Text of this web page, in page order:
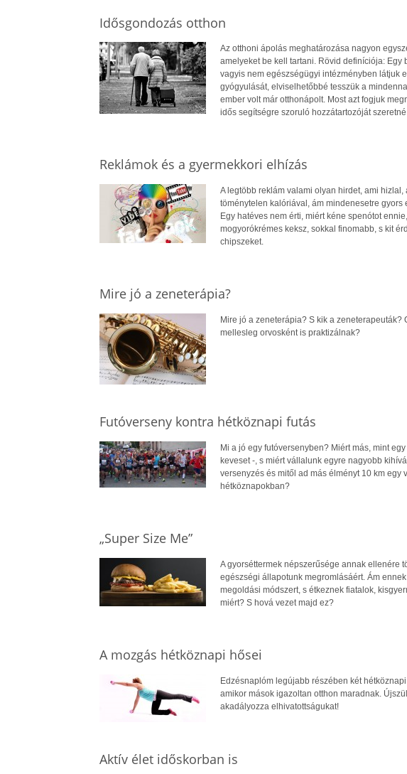
Idősgondozás otthon
Az otthoni ápolás meghatározása nagyon
amelyeket be kell tartani. Rövid definíciója: Egy
vagyis nem egészségügyi intézményben látjuk
gyógyulását, elviselhetőbbé tesszük a
ember volt már otthonápolt. Most azt fogjuk
idős segítségre szoruló hozzátartozóját
Reklámok és a gyermekkori elhízás
A legtöbb reklám valami olyan hirdet, ami
töménytelen kalóriával, ám mindenesetre
Egy hatéves nem érti, miért kéne spenótot
mogyorókrémes keksz, sokkal finomabb, s kit
chipszeket.
Mire jó a zeneterápia?
Mire jó a zeneterápia? S kik a
mellesleg orvosként is praktizálnak?
Futóverseny kontra hétköznapi futás
Mi a jó egy futóversenyben? Miért más, mint
keveset -, s miért vállalunk egyre nagyobb
versenyzés és mitől ad más élményt 10 km egy
hétköznapokban?
„Super Size Me”
A gyorséttermek népszerűsége annak ellenére
egészségi állapotunk megromlásáért. Ám
megoldási módszert, s étkeznek fiatalok,
miért? S hová vezet majd ez?
A mozgás hétköznapi hősei
Edzésnaplóm legújabb részében két
amikor mások igazoltan otthon maradnak.
akadályozza elhivatottságukat!
Aktív élet időskorban is